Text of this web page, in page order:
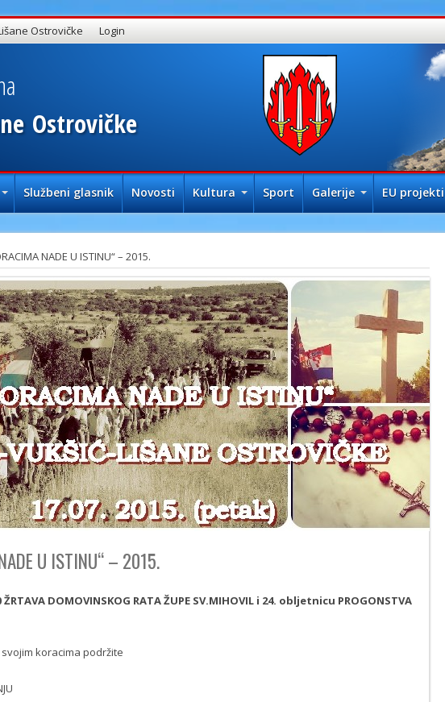
Ostrovičke Login
Ostrovičke
Službeni glasnik Novosti Kultura Sport Galerije EU projekti
NADE U ISTINU“ – 2015.
U ISTINU“ – 2015.
ŽRTAVA DOMOVINSKOG RATA ŽUPE SV.MIHOVIL i 24. obljetnicu PROGONSTVA
koracima podržite